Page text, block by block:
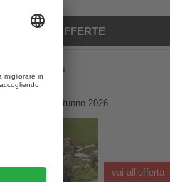
MIGLIORI OFFERTE
Hotel Amaten
CIN +
Settimane d’autunno 2026
vai all’offerta